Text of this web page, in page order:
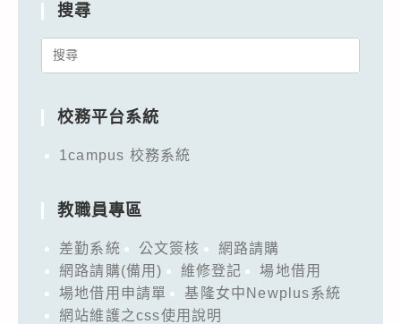
搜尋
Search
校務平台系統
1campus 校務系統
教職員專區
差勤系統 公文簽核
網路請購
網路請購(備用)
維修登記
場地借用
場地借用申請單
基隆女中Newplus系統
網站維護之css使用說明